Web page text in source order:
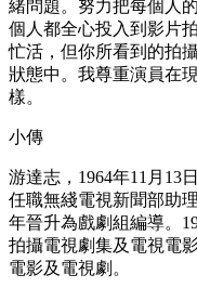
緒問題。努力把每個人
個人都全心投入到影片
忙活，但你所看到的拍
狀態中。我尊重演員在
樣。
小傳
游達志，1964年11月13
任職無綫電視新聞部助
年晉升為戲劇組編導。
拍攝電視劇集及電視電
電影及電視劇。